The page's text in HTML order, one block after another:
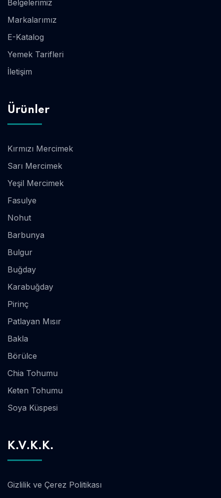
Belgelerimiz
Markalarımız
E-Katalog
Yemek Tarifleri
İletişim
Ürünler
Kırmızı Mercimek
Sarı Mercimek
Yeşil Mercimek
Fasulye
Nohut
Barbunya
Bulgur
Buğday
Karabuğday
Pirinç
Patlayan Mısır
Bakla
Börülce
Chia Tohumu
Keten Tohumu
Soya Küspesi
K.V.K.K.
Gizlilik ve Çerez Politikası